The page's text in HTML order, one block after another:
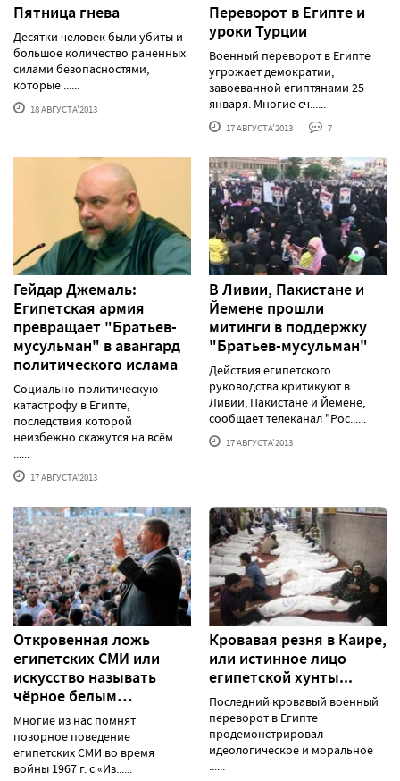
Пятница гнева
Десятки человек были убиты и
большое количество раненных
силами безопасностями,
которые ......
18 АВГУСТА'2013
Переворот в Египте и
уроки Турции
Военный переворот в Египте
угрожает демократии,
завоеванной египтянами 25
января. Многие сч......
17 АВГУСТА'2013 7
Гейдар Джемаль:
Египетская армия
превращает "Братьев-
мусульман" в авангард
политического ислама
Социально-политическую
катастрофу в Египте,
последствия которой
неизбежно скажутся на всём
......
17 АВГУСТА'2013
В Ливии, Пакистане и
Йемене прошли
митинги в поддержку
"Братьев-мусульман"
Действия египетского
руководства критикуют в
Ливии, Пакистане и Йемене,
сообщает телеканал "Рос......
17 АВГУСТА'2013
Откровенная ложь
египетских СМИ или
искусство называть
чёрное белым…
Многие из нас помнят
позорное поведение
египетских СМИ во время
войны 1967 г. с «Из......
Кровавая резня в Каире,
или истинное лицо
египетской хунты...
Последний кровавый военный
переворот в Египте
продемонстрировал
идеологическое и моральное
......